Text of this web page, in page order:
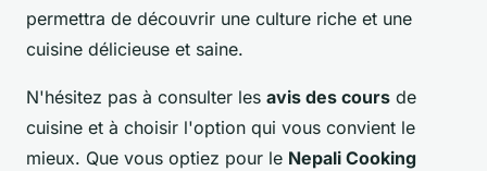
permettra de découvrir une culture riche et une
cuisine délicieuse et saine.
N'hésitez pas à consulter les avis des cours de
cuisine et à choisir l'option qui vous convient le
mieux. Que vous optiez pour le Nepali Cooking